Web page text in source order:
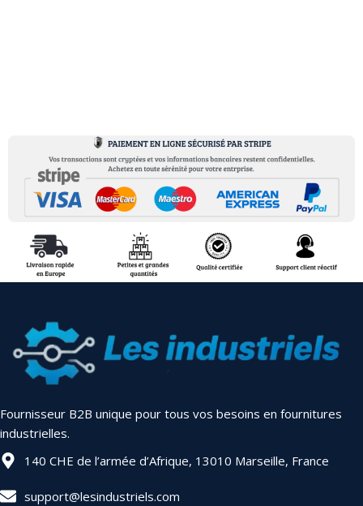
Fournisseur B2B unique pour tous vos besoins en fournitures
industrielles.
140 CHE de l’armée d’Afrique, 13010 Marseille, France
support@lesindustriels.com